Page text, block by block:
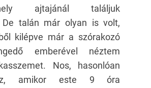
ajtajánál találjuk
De talán már olyan is volt,
kilépve már a szórakozó
emberével néztem
Nos, hasonlóan
amikor este 9 óra